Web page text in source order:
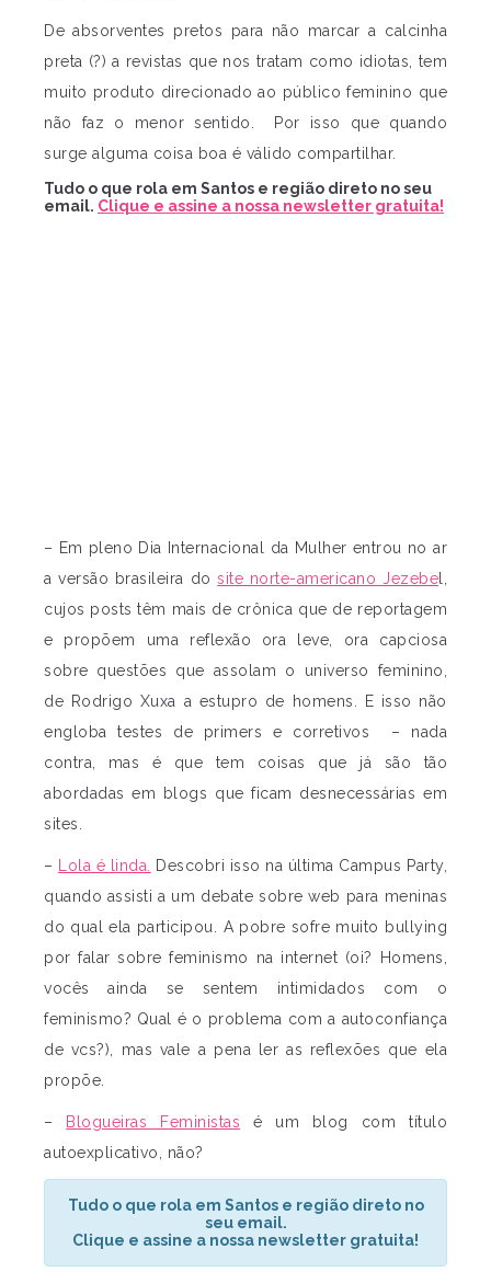
De absorventes pretos para não marcar a calcinha
preta (?) a revistas que nos tratam como idiotas, tem
muito produto direcionado ao público feminino que
não faz o menor sentido. Por isso que quando
surge alguma coisa boa é válido compartilhar.
Tudo o que rola em Santos e região direto no seu
email. Clique e assine a nossa newsletter gratuita!
– Em pleno Dia Internacional da Mulher entrou no ar
a versão brasileira dosite norte-americano Jezebel,
cujos posts têm mais de crônica que de reportagem
e propõem uma reflexão ora leve, ora capciosa
sobre questões que assolam o universo feminino,
de Rodrigo Xuxa a estupro de homens. E isso não
engloba testes de primers e corretivos – nada
contra, mas é que tem coisas que já são tão
abordadas em blogs que ficam desnecessárias em
sites.
– Lola é linda. Descobri isso na última Campus Party,
quando assisti a um debate sobre web para meninas
do qual ela participou. A pobre sofre muito bullying
por falar sobre feminismo na internet (oi? Homens,
vocês ainda se sentem intimidados com o
feminismo? Qual é o problema com a autoconfiança
de vcs?), mas vale a pena ler as reflexões que ela
propõe.
– Blogueiras Feministas é um blog com título
autoexplicativo, não?
Tudo o que rola em Santos e região direto no
seu email.
Clique e assine a nossa newsletter gratuita!